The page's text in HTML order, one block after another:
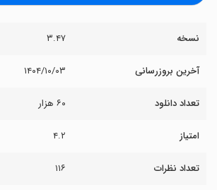
نسخه ۳.۴۷
آخرین بروزرسانی ۱۴۰۴/۱۰/۰۳
تعداد دانلود ۶۰ هزار
امتیاز ۴.۲
تعداد نظرات ۱۱۶